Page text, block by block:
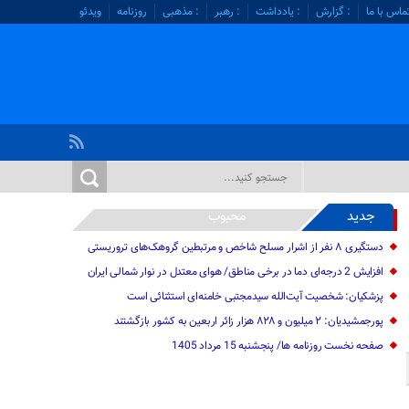
با ما : گزارش : یادداشت : رهبر : مذهبی روزنامه ویدئو
جدید محبوب
دستگیری ۸ نفر از اشرار مسلح شاخص و مرتبطین گروهک‌های تروریستی
افزایش 2 درجه‌ای دما در برخی مناطق/ هوای معتدل در نوار شمالی ایران
پزشکیان: شخصیت آیت‌الله سیدمجتبی خامنه‌ای استثنائی است
پورجمشیدیان: ۲ میلیون و ۸۲۸ هزار زائر اربعین به کشور بازگشتند
صفحه نخست روزنامه ها/ پنجشنبه 15 مرداد 1405